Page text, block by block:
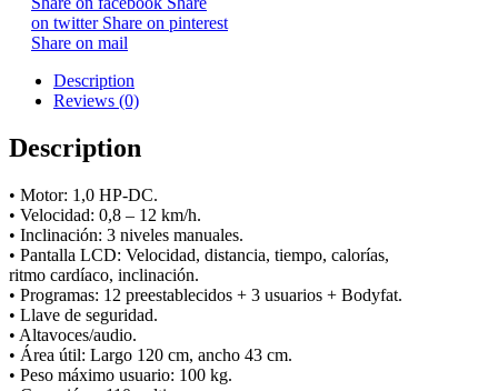
on twitter Share on pinterest
Share on mail
Description
Reviews (0)
Description
• Motor: 1,0 HP-DC.
• Velocidad: 0,8 – 12 km/h.
• Inclinación: 3 niveles manuales.
• Pantalla LCD: Velocidad, distancia, tiempo, calorías,
ritmo cardíaco, inclinación.
• Programas: 12 preestablecidos + 3 usuarios + Bodyfat.
• Llave de seguridad.
• Altavoces/audio.
• Área útil: Largo 120 cm, ancho 43 cm.
• Peso máximo usuario: 100 kg.